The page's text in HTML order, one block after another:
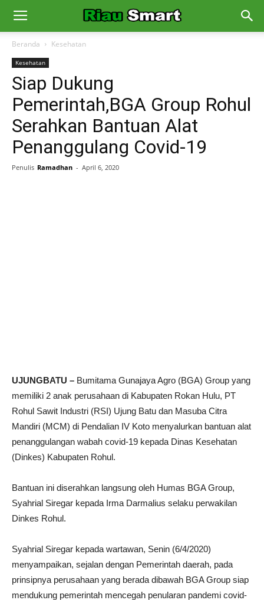
Beranda Kesehatan
Kesehatan
Siap Dukung
Pemerintah,BGA Group Rohul
Serahkan Bantuan Alat
Penanggulang Covid-19
Penulis Ramadhan - April 6, 2020
UJUNGBATU – Bumitama Gunajaya Agro (BGA) Group yang
memiliki 2 anak perusahaan di Kabupaten Rokan Hulu, PT
Rohul Sawit Industri (RSI) Ujung Batu dan Masuba Citra
Mandiri (MCM) di Pendalian IV Koto menyalurkan bantuan alat
penanggulangan wabah covid-19 kepada Dinas Kesehatan
(Dinkes) Kabupaten Rohul.
Bantuan ini diserahkan langsung oleh Humas BGA Group,
Syahrial Siregar kepada Irma Darmalius selaku perwakilan
Dinkes Rohul.
Syahrial Siregar kepada wartawan, Senin (6/4/2020)
menyampaikan, sejalan dengan Pemerintah daerah, pada
prinsipnya perusahaan yang berada dibawah BGA Group siap
mendukung pemerintah mencegah penularan pandemi covid-